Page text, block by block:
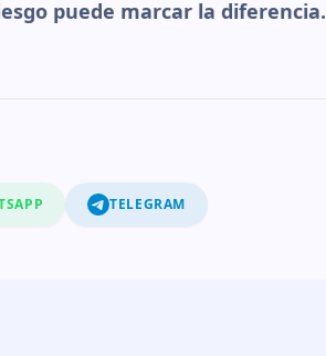
puede marcar la diferencia.
TELEGRAM